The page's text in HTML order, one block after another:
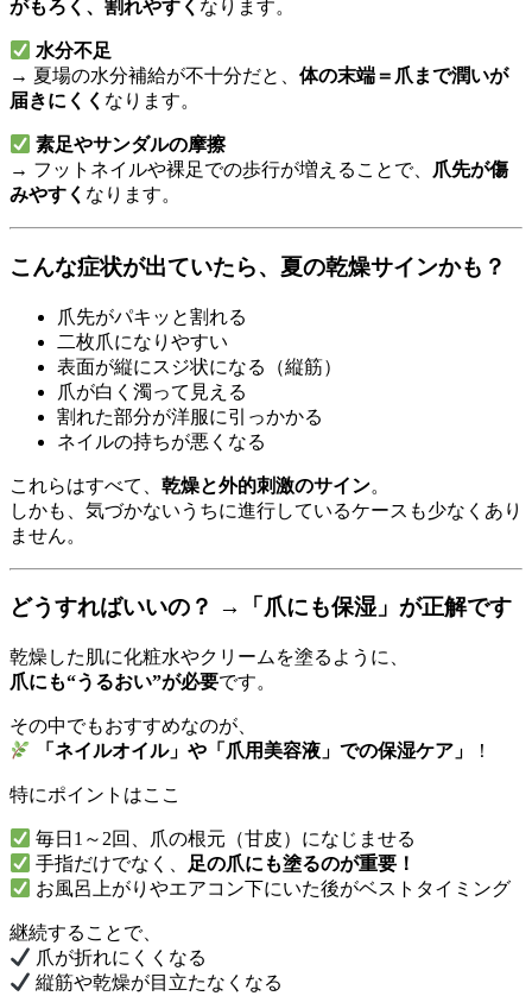
がもろく、割れやすく なります。
水分不足
→ 夏場の水分補給が不十分だと、 体の末端＝爪まで潤いが
届きにくく なります。
素足やサンダルの摩擦
→ フットネイルや裸足での歩行が増えることで、
爪先が傷
みやすく なります。
こんな症状が出ていたら、夏の乾燥サインかも？
爪先がパキッと割れる
二枚爪になりやすい
表面が縦にスジ状になる（縦筋）
爪が白く濁って見える
割れた部分が洋服に引っかかる
ネイルの持ちが悪くなる
これらはすべて、 乾燥と外的刺激のサイン。
しかも、気づかないうちに進行しているケースも少なくあり
ません。
どうすればいいの？ →「爪にも保湿」が正解です
乾燥した肌に化粧水やクリームを塗るように、
爪にも“うるおい”が必要です。
その中でもおすすめなのが、
「ネイルオイル」や「爪用美容液」での保湿ケア」
！
特にポイントはここ
毎日1～2回、爪の根元（甘皮）になじませる
手指だけでなく、
足の爪にも塗るのが重要！
お風呂上がりやエアコン下にいた後がベストタイミング
継続することで、
爪が折れにくくなる
縦筋や乾燥が目立たなくなる